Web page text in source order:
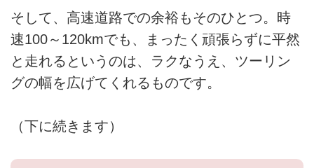
そして、高速道路での余裕もそのひとつ。時
速100～120kmでも、まったく頑張らずに平然
と走れるというのは、ラクなうえ、ツーリン
グの幅を広げてくれるものです。
（下に続きます）